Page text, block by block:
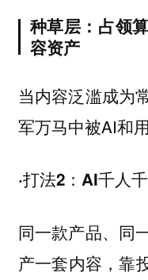
种草层：占领
容资产
当内容泛滥成为
军万马中被AI和
·打法2：AI千人
同一款产品、同
产一套内容，靠